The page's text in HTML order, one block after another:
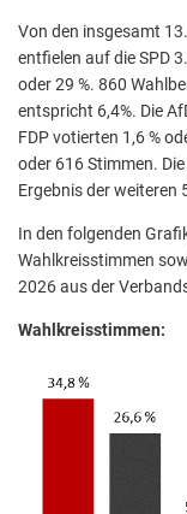
Von den insgesamt
entfielen auf die SPD
oder 29 %. 860
entspricht 6,4%. Die
FDP votierten 1,6 %
oder 616 Stimmen.
Ergebnis der weiteren
In den folgenden
Wahlkreisstimmen
2026 aus der
Wahlkreisstimmen: